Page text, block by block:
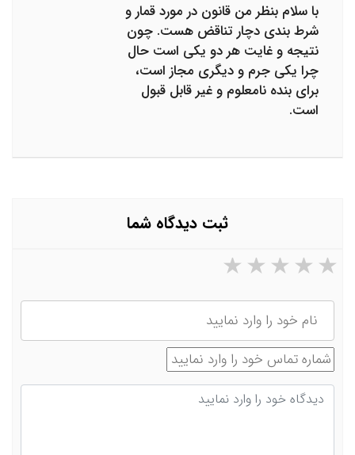
با سلام بنظر من قانون در مورد قمار و
شرط بندی دچار تناقض هست. چون
نتیجه و غایت هر دو یکی است حال
چرا یکی جرم و دیگری مجاز است،
برای بنده نامعلوم و غیر قابل قبول
است.
ثبت دیدگاه شما
۵ ستاره از ۵ ۴ ستاره از ۵ ۳ ستاره از ۵ ۲ ستاره از ۵
نام
شماره تماس
دیدگاه